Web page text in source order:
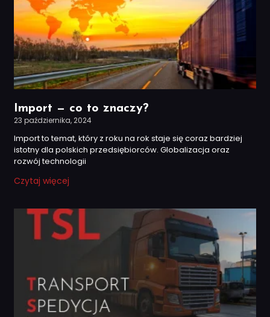
Import — co to znaczy?
23 października, 2024
Import to temat, który z roku na rok staje się coraz bardziej
istotny dla polskich przedsiębiorców. Globalizacja oraz
rozwój technologii
Czytaj więcej